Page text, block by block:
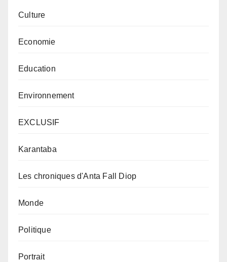
Culture
Economie
Education
Environnement
EXCLUSIF
Karantaba
Les chroniques d'Anta Fall Diop
Monde
Politique
Portrait